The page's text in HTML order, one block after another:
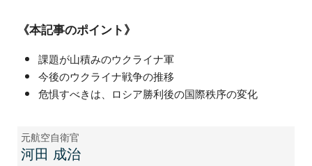
《本記事のポイント》
課題が山積みのウクライナ軍
今後のウクライナ戦争の推移
危惧すべきは、ロシア勝利後の国際秩序の変化
元航空自衛官
河田 成治